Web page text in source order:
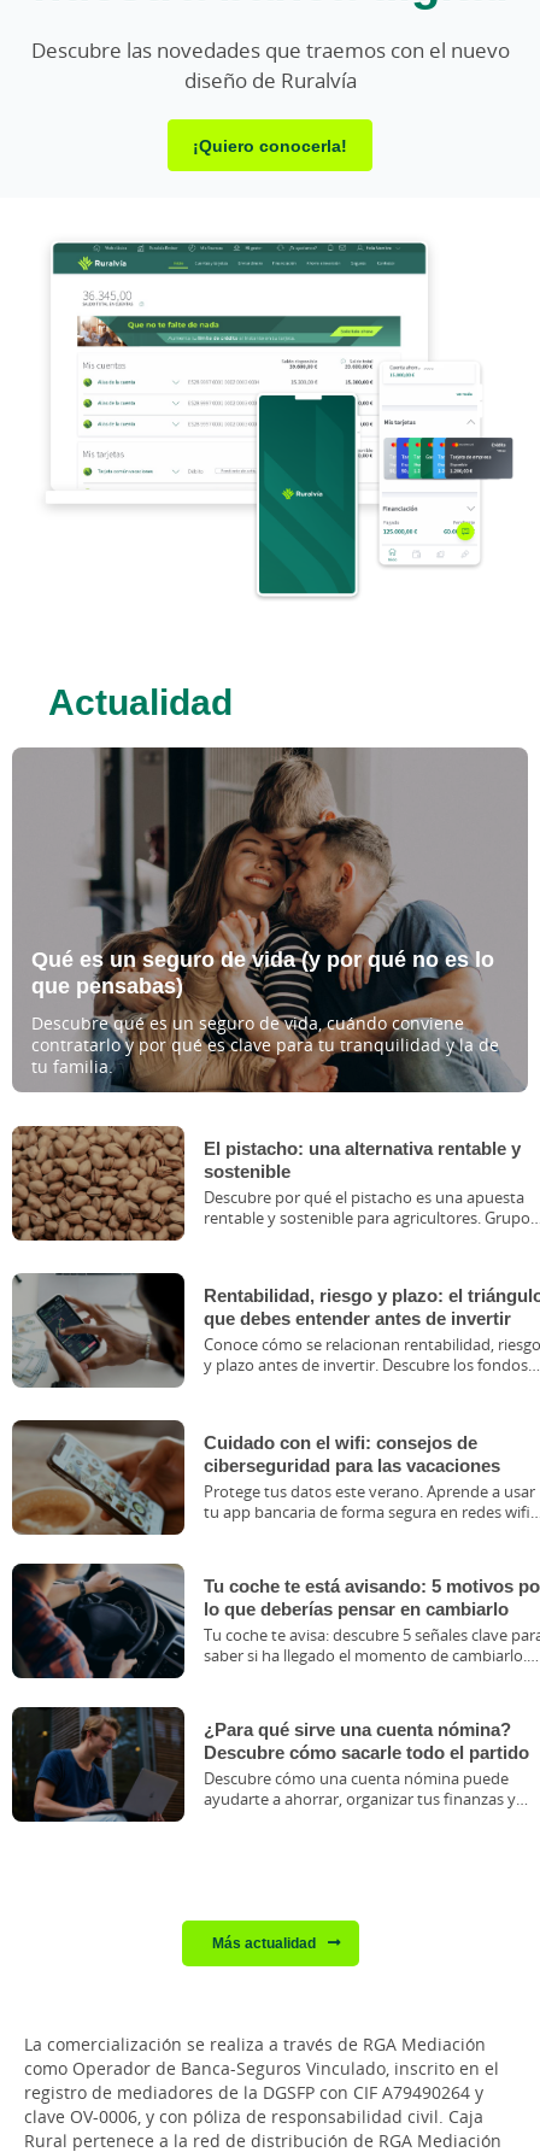
Descubre las novedades que traemos con el nuevo
diseño de Ruralvía
¡Quiero conocerla!
Actualidad
Este bloque de noticias sigue el siguiente orden de
Qué es un seguro de vida (y por qué no es lo
que pensabas)
Descubre qué es un seguro de vida, cuándo conviene
contratarlo y por qué es clave para tu tranquilidad y la de
tu familia.
El pistacho: una alternativa rentable y
sostenible
Descubre por qué el pistacho es una apuesta
rentable y sostenible para agricultores. Grupo
Rentabilidad, riesgo y plazo: el
que debes entender antes de invertir
Conoce cómo se relacionan rentabilidad, riesgo
y plazo antes de invertir. Descubre los fondos
Cuidado con el wifi: consejos de
ciberseguridad para las vacaciones
Protege tus datos este verano. Aprende a usar
tu app bancaria de forma segura en redes wifi
Tu coche te está avisando: 5 motivos
lo que deberías pensar en cambiarlo
Tu coche te avisa: descubre 5 señales clave
saber si ha llegado el momento de cambiarlo.
¿Para qué sirve una cuenta nómina?
Descubre cómo sacarle todo el partido
Descubre cómo una cuenta nómina puede
ayudarte a ahorrar, organizar tus finanzas y
Más actualidad
La comercialización se realiza a través de RGA Mediación
como Operador de Banca-Seguros Vinculado, inscrito en el
registro de mediadores de la DGSFP con CIF A79490264 y
clave OV-0006, y con póliza de responsabilidad civil. Caja
Rural pertenece a la red de distribución de RGA Mediación